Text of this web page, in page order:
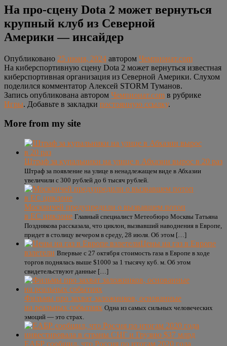
На про-сцену Dota 2 может вернуться
крупный клуб из Северной
Америки — инсайдер
Опубликовано 25 июня, 2024 автором Чемпионат.com
На киберспортивную сцену Dota 2 может вернуться известная
киберспортивная организация из Северной Америки. Слухом
поделился комментатор Алексей STORM Туманов.
Запись опубликована автором Чемпионат.com в рубрике
Игры. Добавьте в закладки постоянную ссылку.
More from my site
Штраф за купальники на улице в Абхазии вырос в 20 раз
Штраф за появление на улице в ненадлежащем виде в Абхазии
увеличили с 300 рублей до 6 тысяч рублей.
Москвичей предупредили о вызвавшем потоп
в ЕС циклоне Главный специалист Метеобюро Москвы Татьяна
Позднякова рассказала, что циклон, вызвавший наводнения в Европе,
придет в столицу вечером в среду, 28 июля. Об этом […]
Цены на газ в Европе
взлетели Впервые с 27 октября стоимость газа в Европе в ходе
торгов поднялась выше $1000 за 1 тысячу куб. м. Об этом
свидетельствуют данные […]
Фильмы про захват заложников, основанные
на реальных событиях Одна из самых сильных человеческих
эмоций — это страх.
ЕАБР сообщил, что Россия по итогам 2020 года